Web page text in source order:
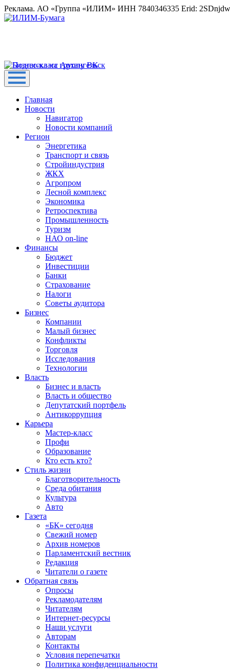
Реклама. АО «Группа «ИЛИМ» ИНН 7840346335 Erid:
Главная
Новости
Навигатор
Новости компаний
Регион
Энергетика
Транспорт и связь
Стройиндустрия
ЖКХ
Агропром
Лесной комплекс
Экономика
Ретроспектива
Промышленность
Туризм
НАО on-line
Финансы
Бюджет
Инвестиции
Банки
Страхование
Налоги
Советы аудитора
Бизнес
Компании
Малый бизнес
Конфликты
Торговля
Исследования
Технологии
Власть
Бизнес и власть
Власть и общество
Депутатский портфель
Антикоррупция
Карьера
Мастер-класс
Профи
Образование
Кто есть кто?
Стиль жизни
Благотворительность
Среда обитания
Культура
Авто
Газета
«БК» сегодня
Свежий номер
Архив номеров
Парламентский вестник
Редакция
Читатели о газете
Обратная связь
Опросы
Рекламодателям
Читателям
Интернет-ресурсы
Наши услуги
Авторам
Контакты
Условия перепечатки
Политика конфиденциальности